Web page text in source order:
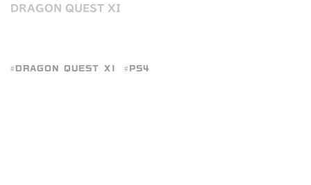
DRAGON QUEST XI
DRAGON QUEST XI PS4